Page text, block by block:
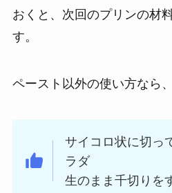
おくと、次回のプリンの材
す。
ペースト以外の使い方なら、
サイコロ状に切っ
ラダ
生のまま千切りを